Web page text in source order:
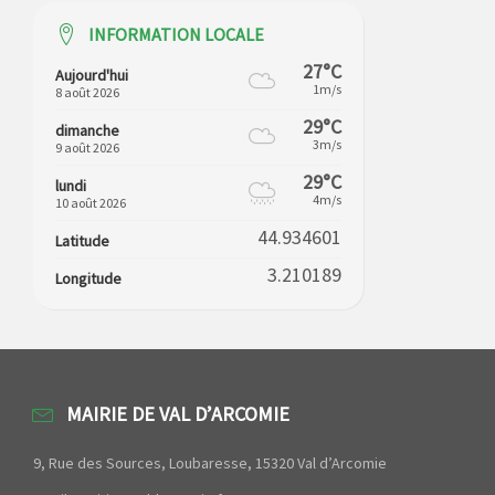
INFORMATION LOCALE
Aujourd'hui
8 août 2026
27°C
1m/s
dimanche
9 août 2026
29°C
3m/s
lundi
10 août 2026
29°C
4m/s
Latitude 44.934601
Longitude 3.210189
MAIRIE DE VAL D’ARCOMIE
9, Rue des Sources, Loubaresse, 15320 Val d’Arcomie